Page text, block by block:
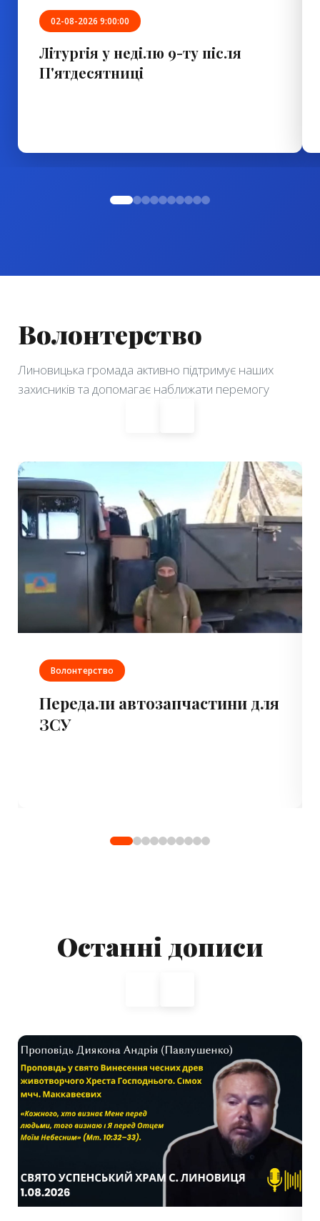
02-08-2026 9:00:00
Літургія у неділю 9-ту після
П'ятдесятниці
Волонтерство
Линовицька громада активно підтримує наших
захисників та допомагає наближати перемогу
Волонтерство
Передали автозапчастини для
ЗСУ
Останні дописи